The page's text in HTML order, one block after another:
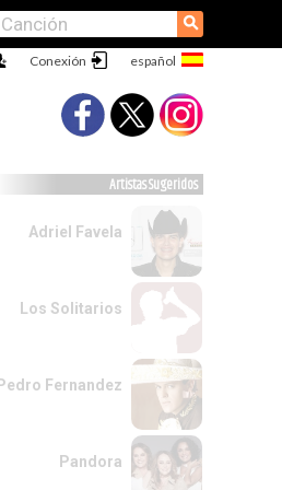
⚲
Conexión
Artistas Sugeridos
Adriel Favela
Los Solitarios
Pedro Fernandez
Pandora